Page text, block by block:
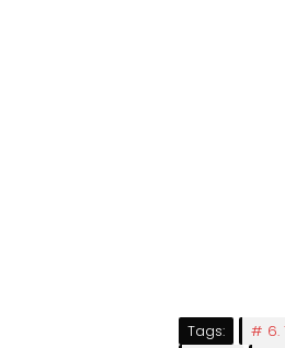
Tags: 6.